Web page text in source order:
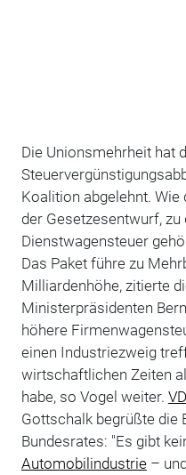
Die Unionsmehrheit hat
Koalition abgelehnt.
der Gesetzesentwurf,
Dienstwagensteuer
Das Paket führe zu
Milliardenhöhe, zitierte
Ministerpräsidenten
höhere
einen Industriezweig
wirtschaftlichen Zeiten
habe, so Vogel weiter.
Gottschalk begrüßte die
Bundesrates: "Es gibt
Automobilindustrie–